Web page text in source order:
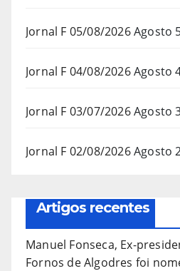
Jornal F 05/08/2026Agosto
Jornal F 04/08/2026Agosto
Jornal F 03/07/2026Agosto
Jornal F 02/08/2026Agosto
Artigos recentes
Manuel Fonseca, Ex-
Fornos de Algodres foi